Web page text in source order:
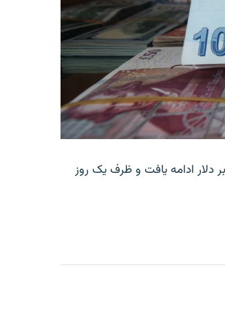
دلار ادامه یافت و ظرف یک روز